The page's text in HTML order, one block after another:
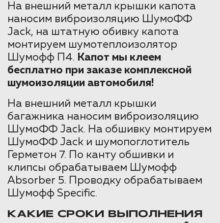
На внешний металл крышки капота
наносим виброизоляцию ШумоФФ
Jack, на штатную обивку капота
монтируем шумотеплоизолятор
Шумофф П4. Капот мы клеем
бесплатно при заказе комплексной
шумоизоляции автомобиля!
На внешний металл крышки
багажника наносим виброизоляцию
ШумоФФ Jack. На обшивку монтируем
ШумоФФ Jack и шумопоглотитель
Герметон 7. По канту обшивки и
клипсы обрабатываем Шумофф
Absorber 5. Проводку обрабатываем
Шумофф Specific.
КАКИЕ СРОКИ ВЫПОЛНЕНИЯ